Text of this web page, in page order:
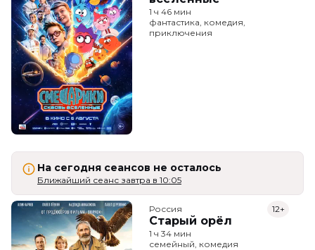
1 ч 46 мин
фантастика, комедия,
приключения
На сегодня сеансов не осталось
Ближайший сеанс завтра в 10:05
Россия
Старый орёл
12+
1 ч 34 мин
семейный, комедия